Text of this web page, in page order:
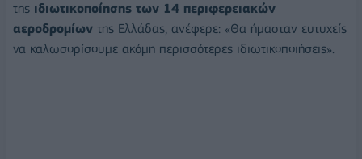
της ιδιωτικοποίησης των 14 περιφερειακών
αεροδρομίων της Ελλάδας, ανέφερε: «Θα ήμασταν ευτυχείς
να καλωσορίσουμε ακόμη περισσότερες ιδιωτικοποιήσεις».